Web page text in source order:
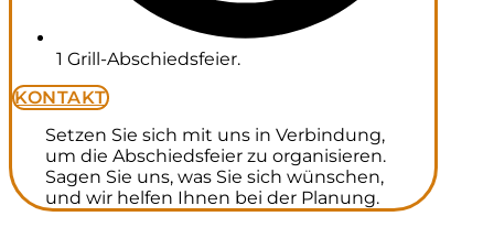
1 Grill-Abschiedsfeier.
KONTAKT
Setzen Sie sich mit uns in Verbindung,
um die Abschiedsfeier zu organisieren.
Sagen Sie uns, was Sie sich wünschen,
und wir helfen Ihnen bei der Planung.